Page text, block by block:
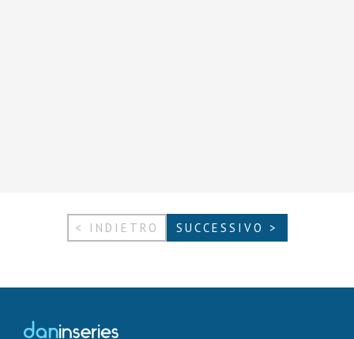
< INDIETRO SUCCESSIVO >